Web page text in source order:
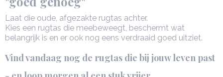
Laat die oude, afgezakte rugtas achter.
Kies een rugtas die meebeweegt, beschermt wat
belangrijk is en er ook nog eens verdraaid goed uitziet.
Vind vandaag nog de rugtas die bij jouw leven past